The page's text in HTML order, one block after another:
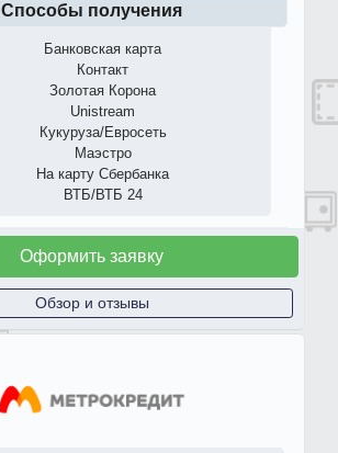
Способы получения
Банковская карта
Контакт
Золотая Корона
Unistream
Кукуруза/Евросеть
Маэстро
На карту Сбербанка
ВТБ/ВТБ 24
Оформить заявку
Обзор и отзывы